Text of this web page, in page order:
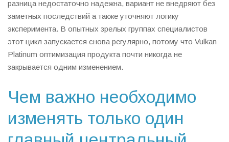
разница недостаточно надежна, вариант не внедряют без
заметных последствий а также уточняют логику
эксперимента. В опытных зрелых группах специалистов
этот цикл запускается снова регулярно, потому что Vulkan
Platinum оптимизация продукта почти никогда не
закрывается одним изменением.
Чем важно необходимо
изменять только один